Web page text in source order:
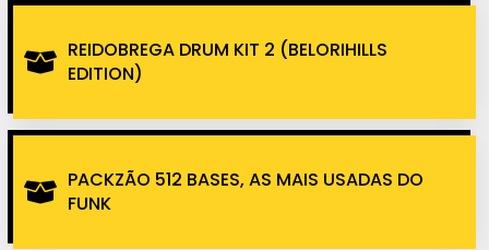
REIDOBREGA DRUM KIT 2 (BELORIHILLS
EDITION)
PACKZÃO 512 BASES, AS MAIS USADAS DO
FUNK